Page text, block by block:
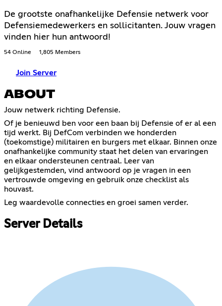
De grootste onafhankelijke Defensie netwerk voor
Defensiemedewerkers en sollicitanten. Jouw vragen
vinden hier hun antwoord!
54 Online 1,805 Members
Join Server
ABOUT
Jouw netwerk richting Defensie.
Of je benieuwd ben voor een baan bij Defensie of er al een
tijd werkt. Bij DefCom verbinden we honderden
(toekomstige) militairen en burgers met elkaar. Binnen onze
onafhankelijke community staat het delen van ervaringen
en elkaar ondersteunen centraal. Leer van
gelijkgestemden, vind antwoord op je vragen in een
vertrouwde omgeving en gebruik onze checklist als
houvast.
Leg waardevolle connecties en groei samen verder.
Server Details